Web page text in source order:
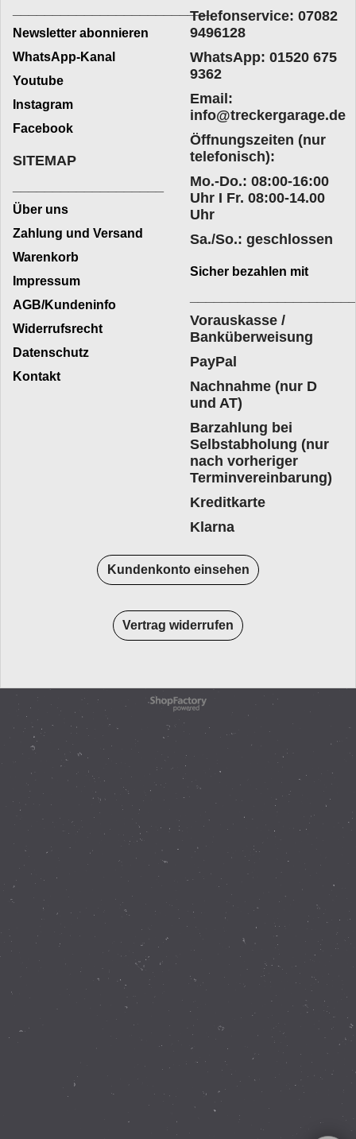
_________________________
Newsletter abonnieren
WhatsApp-Kanal
Youtube
Instagram
Facebook
Telefonservice: 07082
9496128
WhatsApp: 01520 675
9362
Email:
info@treckergarage.de
Öffnungszeiten (nur
telefonisch):
Mo.-Do.: 08:00-16:00
Uhr I Fr. 08:00-14.00
Uhr
Sa./So.: geschlossen
SITEMAP
Über uns
Zahlung und Versand
Warenkorb
Impressum
AGB/Kundeninfo
Widerrufsrecht
Datenschutz
Kontakt
Sicher bezahlen mit
Vorauskasse /
Banküberweisung
PayPal
Nachnahme (nur D
und AT)
Barzahlung bei
Selbstabholung (nur
nach vorheriger
Terminvereinbarung)
Kreditkarte
Klarna
Kundenkonto einsehen
Vertrag widerrufen
WebShop erstellt mit
ShopFactory Shop